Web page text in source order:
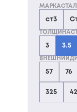
ст3
3 3.5
57 76
325